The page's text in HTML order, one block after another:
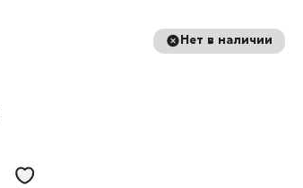
Нет в наличии